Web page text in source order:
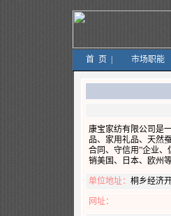
首 页 市场职能
康宝家纺有限公司是
品、家用礼品、天然
合同、守信用”企业
销美国、日本、欧州
单位地址： 桐乡经济
网址：